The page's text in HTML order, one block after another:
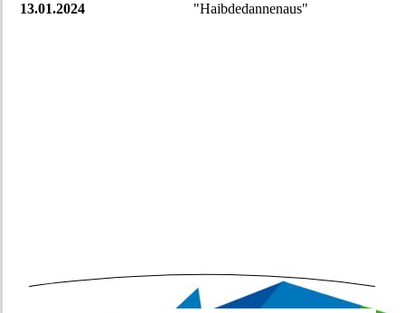
13.01.2024 "Haibdedannenaus"